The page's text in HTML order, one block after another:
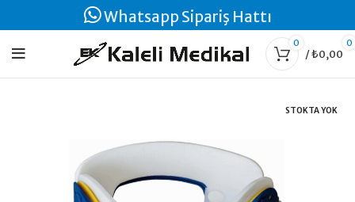
Whatsapp Sipariş Hattı
0 0
/₺0,00
STOKTA YOK